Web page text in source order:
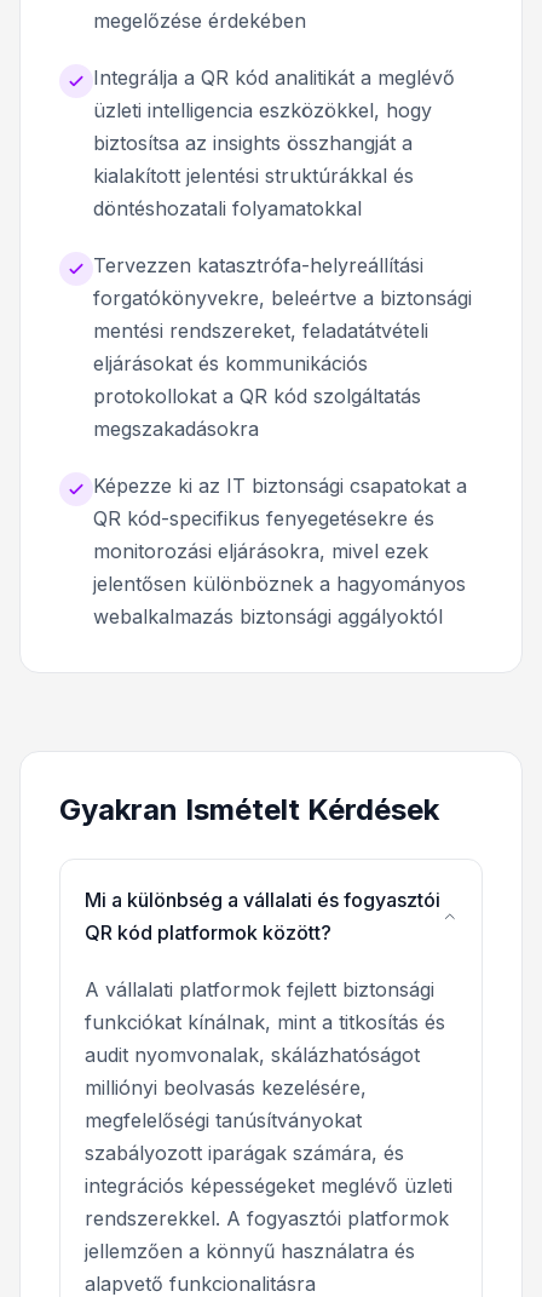
megelőzése érdekében
Integrálja a QR kód analitikát a meglévő
üzleti intelligencia eszközökkel, hogy
biztosítsa az insights összhangját a
kialakított jelentési struktúrákkal és
döntéshozatali folyamatokkal
Tervezzen katasztrófa-helyreállítási
forgatókönyvekre, beleértve a biztonsági
mentési rendszereket, feladatátvételi
eljárásokat és kommunikációs
protokollokat a QR kód szolgáltatás
megszakadásokra
Képezze ki az IT biztonsági csapatokat a
QR kód-specifikus fenyegetésekre és
monitorozási eljárásokra, mivel ezek
jelentősen különböznek a hagyományos
webalkalmazás biztonsági aggályoktól
Gyakran Ismételt Kérdések
Mi a különbség a vállalati és fogyasztói
QR kód platformok között?
A vállalati platformok fejlett biztonsági
funkciókat kínálnak, mint a titkosítás és
audit nyomvonalak, skálázhatóságot
milliónyi beolvasás kezelésére,
megfelelőségi tanúsítványokat
szabályozott iparágak számára, és
integrációs képességeket meglévő üzleti
rendszerekkel. A fogyasztói platformok
jellemzően a könnyű használatra és
alapvető funkcionalitásra